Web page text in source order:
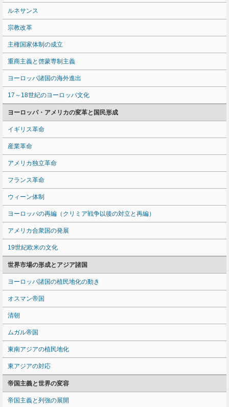
ルネサンス
宗教改革
主権国家体制の成立
重商主義と啓蒙専制主義
ヨーロッパ諸国の海外進出
17～18世紀のヨーロッパ文化
ヨーロッパ・アメリカの変革と国民形成
イギリス革命
産業革命
アメリカ独立革命
フランス革命
ウィーン体制
ヨーロッパの再編（クリミア戦争以後の対立と再編）
アメリカ合衆国の発展
19世紀欧米の文化
世界市場の形成とアジア諸国
ヨーロッパ諸国の植民地化の動き
オスマン帝国
清朝
ムガル帝国
東南アジアの植民地化
東アジアの対応
帝国主義と世界の変容
帝国主義と列強の展開